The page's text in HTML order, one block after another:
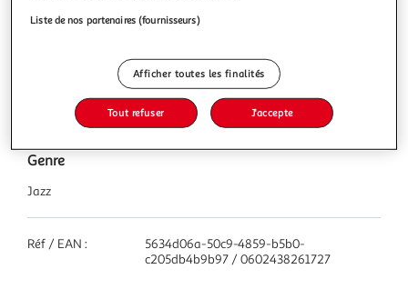
Caractéristiques
Genre
Jazz
Réf / EAN :
5634d06a-50c9-4859-b5b0-
c205db4b9b97 / 0602438261727
Liste de nos partenaires (fournisseurs)
Afficher toutes les finalités
Tout refuser J'accepte